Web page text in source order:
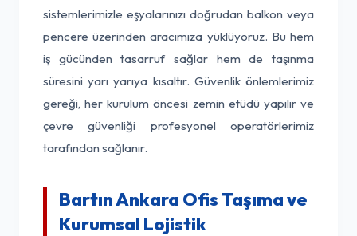
sistemlerimizle eşyalarınızı doğrudan balkon veya
pencere üzerinden aracımıza yüklüyoruz. Bu hem
iş gücünden tasarruf sağlar hem de taşınma
süresini yarı yarıya kısaltır. Güvenlik önlemlerimiz
gereği, her kurulum öncesi zemin etüdü yapılır ve
çevre güvenliği profesyonel operatörlerimiz
tarafından sağlanır.
Bartın Ankara Ofis Taşıma ve
Kurumsal Lojistik